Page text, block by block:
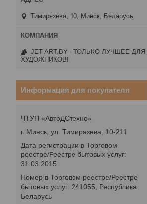
Тимирязева, 10, Минск, Беларусь
JET-ART.BY - ТОЛЬКО ЛУЧШЕЕ ДЛЯ
ХУДОЖНИКОВ!
Информация для покупателя
ЧТУП «АвтоДСтехно»
г. Минск, ул. Тимирязева, 10-211
Дата регистрации в Торговом
реестре/Реестре бытовых услуг:
31.03.2015
Номер в Торговом реестре/Реестре
бытовых услуг: 241055, Республика
Беларусь